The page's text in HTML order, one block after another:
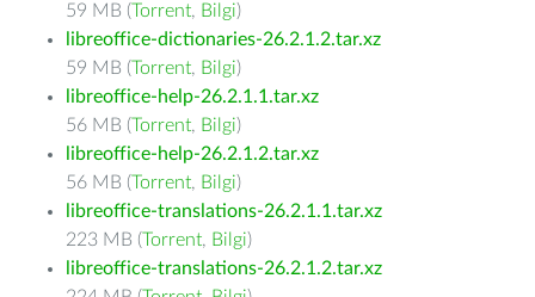
59 MB (Torrent, Bilgi)
libreoffice-dictionaries-26.2.1.2.tar.xz
59 MB (Torrent, Bilgi)
libreoffice-help-26.2.1.1.tar.xz
56 MB (Torrent, Bilgi)
libreoffice-help-26.2.1.2.tar.xz
56 MB (Torrent, Bilgi)
libreoffice-translations-26.2.1.1.tar.xz
223 MB (Torrent, Bilgi)
libreoffice-translations-26.2.1.2.tar.xz